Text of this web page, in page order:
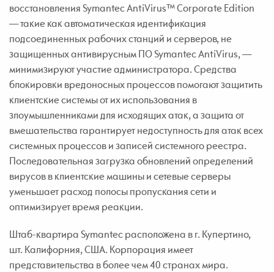
восстановления Symantec AntiVirus™ Corporate Edition
— такие как автоматическая идентификация
подсоединенных рабочих станций и серверов, не
защищенных антивирусным ПО Symantec AntiVirus, —
минимизируют участие администратора. Средства
блокировки вредоносных процессов помогают защитить
клиентские системы от их использования в
злоумышленниками для исходящих атак, а защита от
вмешательства гарантирует недоступность для атак всех
системных процессов и записей системного реестра.
Последовательная загрузка обновлений определений
вирусов в клиентские машины и сетевые серверы
уменьшает расход полосы пропускания сети и
оптимизирует время реакции.
Штаб-квартира Symantec расположена в г. Купертино,
шт. Калифорния, США. Корпорация имеет
представительства в более чем 40 странах мира.